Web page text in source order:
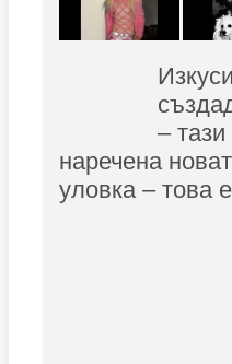
–
наречена
уловка – това